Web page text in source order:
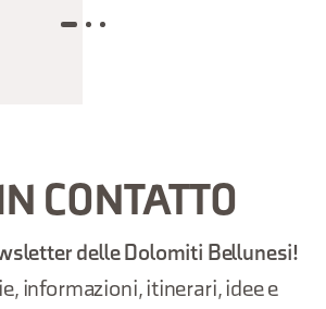
CONTATTO
delle Dolomiti Bellunesi!
informazioni, itinerari, idee e